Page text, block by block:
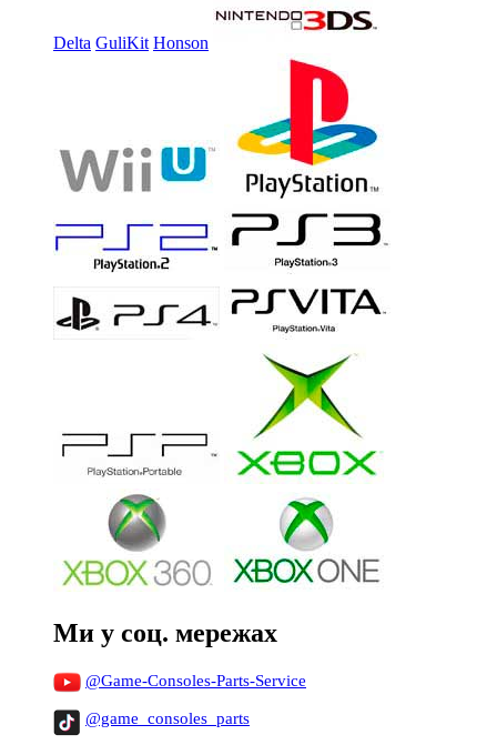
Delta GuliKit Honson
Ми у соц. мережах
@Game-Consoles-Parts-Service
@game_consoles_parts